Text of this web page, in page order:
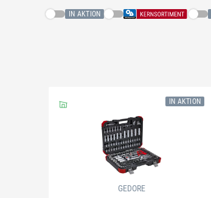
Schließen
IN AKTION
IN AKTION
GEDORE